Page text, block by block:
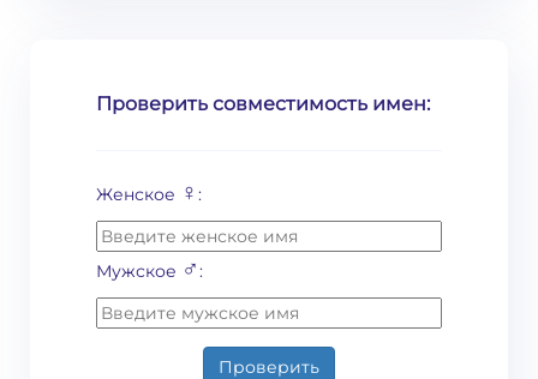
Проверить совместимость имен:
Женское ♀ :
Мужское ♂:
Проверить